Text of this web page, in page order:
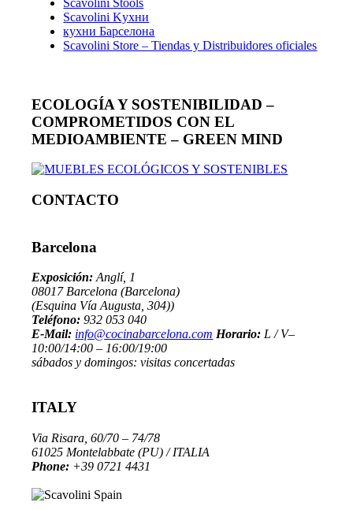
Scavolini Stools
Scavolini Kухни
кухни Барселона
Scavolini Store – Tiendas y Distribuidores oficiales
ECOLOGÍA Y SOSTENIBILIDAD –
COMPROMETIDOS CON EL
MEDIOAMBIENTE – GREEN MIND
CONTACTO
Barcelona
Exposición: Anglí, 1
08017 Barcelona (Barcelona)
(Esquina Vía Augusta, 304))
Teléfono: 932 053 040
E-Mail: info@cocinabarcelona.com Horario: L / V–
10:00/14:00 – 16:00/19:00
sábados y domingos: visitas concertadas
ITALY
Via Risara, 60/70 – 74/78
61025 Montelabbate (PU) / ITALIA
Phone: +39 0721 4431